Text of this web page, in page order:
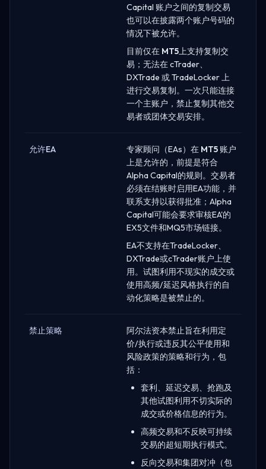
Capital 账户之间的复制交易
也可以在披露两个账户号码的
情况下被允许。
目前仅在 MT5 上支持复制交
易；无法在 cTrader、
DXTrade 或 TradeLocker 上
进行交易复制。一次只能连接
一个主账户，禁止复制其他交
易者或团体交易安排。
允许EA 专家顾问（EAs）在 MT5 账户
上是允许的，前提是符合
Alpha Capital的规则。交易者
必须在结账时启用EA功能，并
联系支持以获得批准；Alpha
Capital可能会要求审核EA'的
EX5文件和MQ5市场链接。
EA不支持在TradeLocker、
DXTrade或cTrader账户上使
用。试图利用不现实的成交或
使用高频/延迟风格执行的自
动化策略是被禁止的。
禁止策略
阿尔法资本禁止旨在利用定
价/执行或违反其公平使用和
风险政策的策略和行为，包
括：
套利、延迟交易、抢跑及
其他试图利用不切实际的
成交或价格信息的行为。
高频交易和不反映可持续
交易的超短期执行模式。
反向交易和集团对冲（包